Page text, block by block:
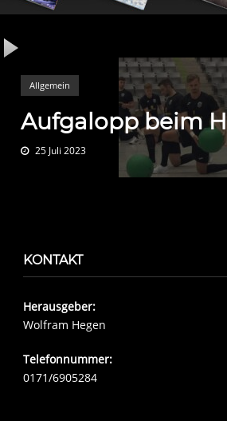
Allgemein
Aufgalopp beim
25 Juli 2023
KONTAKT
Herausgeber:
Wolfram Hegen
Telefonnummer:
0171/6905284